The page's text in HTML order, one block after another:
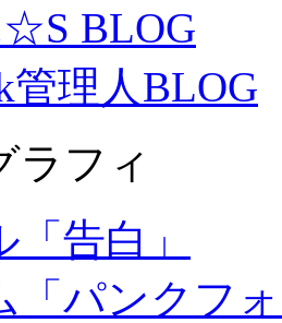
BLOG
管理人BLOG
ラフィ
告白」
「パンクフ